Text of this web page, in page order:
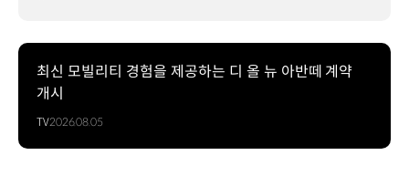
최신 모빌리티 경험을 제공하는 디 올 뉴 아반떼 계약
개시
TV2026.08.05